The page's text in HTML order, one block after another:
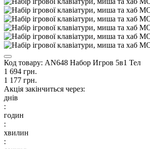
Код товару: AN648 Набор Игров 5в1 Тел
1 694 грн.
1 177 грн.
Акція закінчиться через:
днів
:
годин
:
хвилин
: